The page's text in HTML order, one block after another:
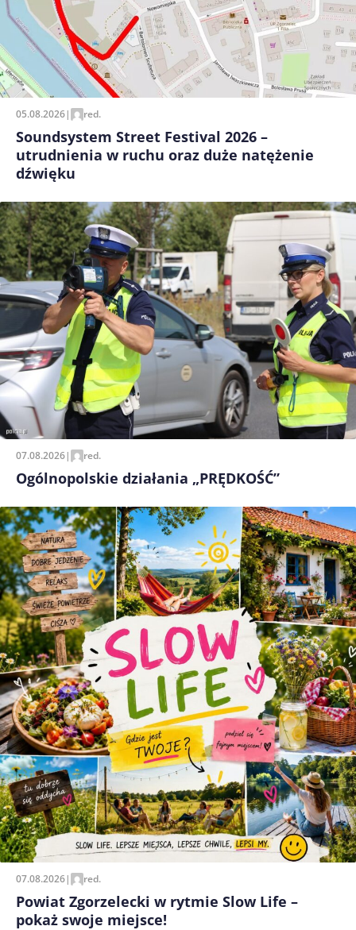
05.08.2026| red.
Soundsystem Street Festival 2026 –
utrudnienia w ruchu oraz duże natężenie
dźwięku
07.08.2026| red.
Ogólnopolskie działania „PRĘDKOŚĆ”
07.08.2026| red.
Powiat Zgorzelecki w rytmie Slow Life –
pokaż swoje miejsce!